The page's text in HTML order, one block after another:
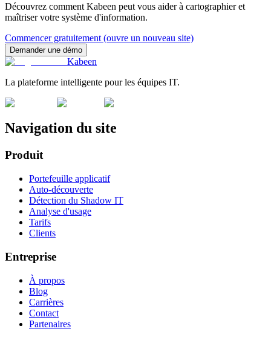
Découvrez comment Kabeen peut vous aider à cartographier et
maîtriser votre système d'information.
Commencer gratuitement (ouvre un nouveau site)
Demander une démo
Kabeen
La plateforme intelligente pour les équipes IT.
Navigation du site
Produit
Portefeuille applicatif
Auto-découverte
Détection du Shadow IT
Analyse d'usage
Tarifs
Clients
Entreprise
À propos
Blog
Carrières
Contact
Partenaires